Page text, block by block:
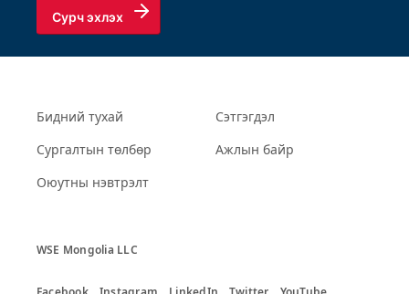
Сурч эхлэх
Бидний тухай
Сургалтын төлбөр
Оюутны нэвтрэлт
Сэтгэгдэл
Ажлын байр
WSE Mongolia LLC